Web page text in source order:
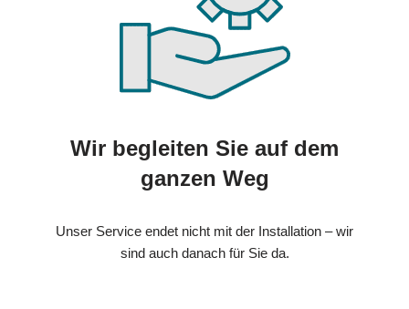
Wir begleiten Sie auf dem
ganzen Weg
Unser Service endet nicht mit der Installation – wir
sind auch danach für Sie da.